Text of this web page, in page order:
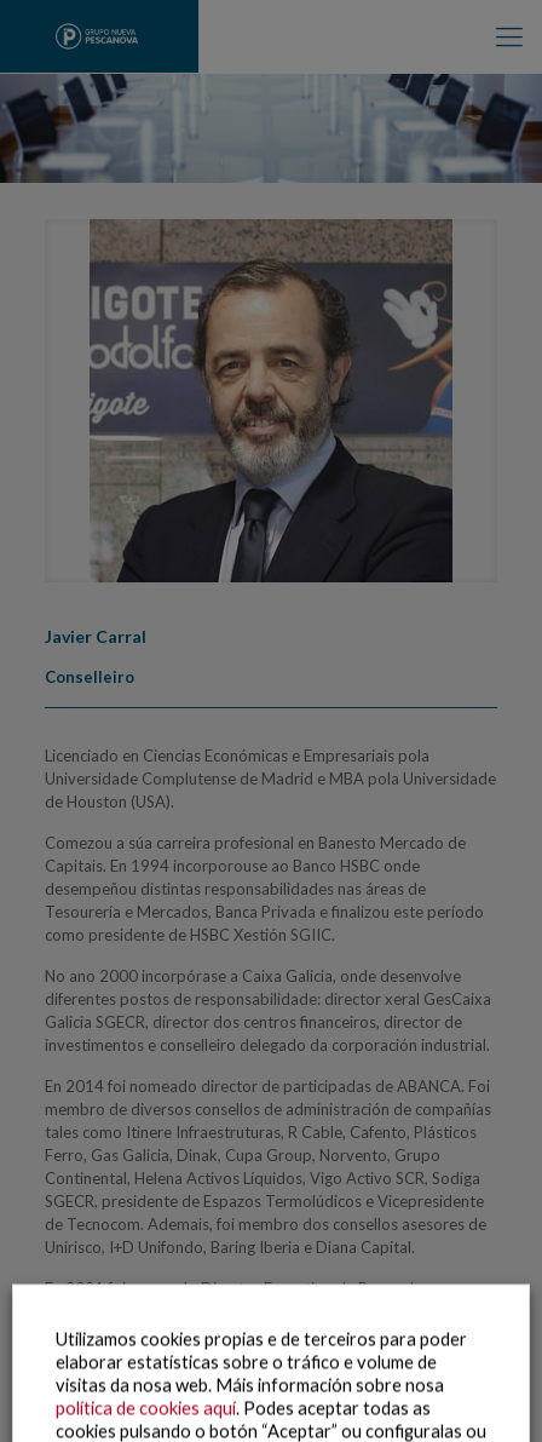
Javier Carral
Conselleiro
Licenciado en Ciencias Económicas e Empresariais pola
Universidade Complutense de Madrid e MBA pola Universidade
de Houston (USA).
Comezou a súa carreira profesional en Banesto Mercado de
Capitais. En 1994 incorporouse ao Banco HSBC onde
desempeñou distintas responsabilidades nas áreas de
Tesourería e Mercados, Banca Privada e finalizou este período
como presidente de HSBC Xestión SGIIC.
No ano 2000 incorpórase a Caixa Galicia, onde desenvolve
diferentes postos de responsabilidade: director xeral GesCaixa
Galicia SGECR, director dos centros financeiros, director de
investimentos e conselleiro delegado da corporación industrial.
En 2014 foi nomeado director de participadas de ABANCA. Foi
membro de diversos consellos de administración de compañías
tales como Itinere Infraestruturas, R Cable, Cafento, Plásticos
Ferro, Gas Galicia, Dinak, Cupa Group, Norvento, Grupo
Continental, Helena Activos Líquidos, Vigo Activo SCR, Sodiga
SGECR, presidente de Espazos Termolúdicos e Vicepresidente
de Tecnocom. Ademais, foi membro dos consellos asesores de
Unirisco, I+D Unifondo, Baring Iberia e Diana Capital.
En 2021 foi nomeado Director Executivo da Banca de
Na actualidade representa a ABANCA nos consellos de Caser,
Sogevinus Fine Wines e Veralia Corporación de Produtoras de
Cinema e Televisión.
Utilizamos cookies propias e de terceiros para poder
elaborar estatísticas sobre o tráfico e volume de
visitas da nosa web. Máis información sobre nosa
política de cookies aquí. Podes aceptar todas as
cookies pulsando o botón “Aceptar” ou configuralas ou